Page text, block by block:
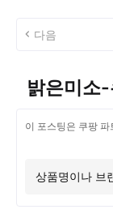
다음
밝은미소
이 포스팅은 쿠팡